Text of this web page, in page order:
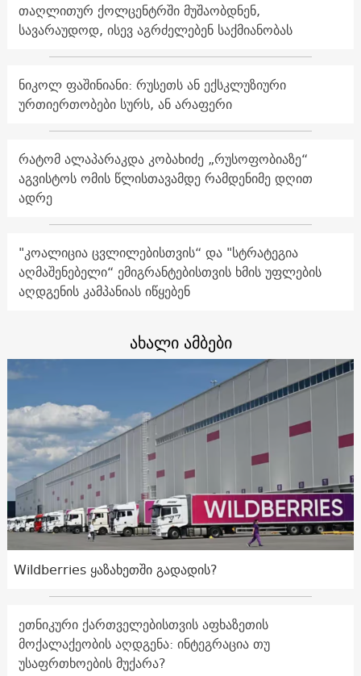
თაღლითურ ქოლცენტრში მუშაობდნენ,
სავარაუდოდ, ისევ აგრძელებენ საქმიანობას
ნიკოლ ფაშინიანი: რუსეთს ან ექსკლუზიური
ურთიერთობები სურს, ან არაფერი
რატომ ალაპარაკდა კობახიძე „რუსოფობიაზე“
აგვისტოს ომის წლისთავამდე რამდენიმე დღით
ადრე
"კოალიცია ცვლილებისთვის“ და "სტრატეგია
აღმაშენებელი“ ემიგრანტებისთვის ხმის უფლების
აღდგენის კამპანიას იწყებენ
ახალი ამბები
Wildberries ყაზახეთში გადადის?
ეთნიკური ქართველებისთვის აფხაზეთის
მოქალაქეობის აღდგენა: ინტეგრაცია თუ
უსაფრთხოების მუქარა?